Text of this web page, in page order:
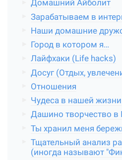
Домашний Айболит
Зарабатываем в
Наши домашние
Город в котором я…
Лайфхаки (Life hacks)
Досуг (Отдых,
Отношения
Чудеса в нашей жизни
Дашино творчество в
Ты хранил меня
Тщательный анализ
(иногда называют